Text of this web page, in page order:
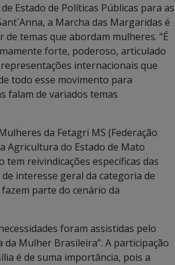
Estado de Políticas Públicas para as
a Marcha das Margaridas é
temas que abordam mulheres. “É
forte, poderoso, articulado
internacionais que
todo esse movimento para
falam de variados temas
da Fetagri MS (Federação
Agricultura do Estado de Mato
tem reivindicações específicas das
interesse geral da categoria de
parte do cenário da
foram assistidas pelo
da Mulher Brasileira”. A participação
é de suma importância, pois a